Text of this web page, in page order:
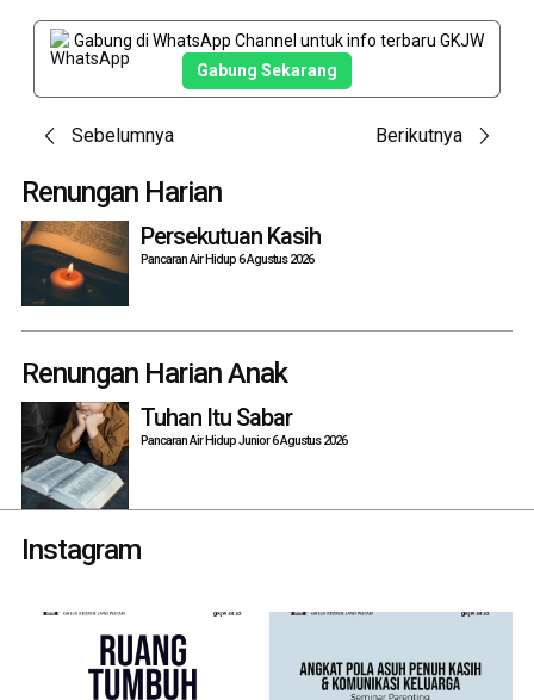
Gabung di WhatsApp Channel untuk info terbaru GKJW
Gabung Sekarang
Post
navigation
Sebelumnya Berikutnya
Renungan Harian
Persekutuan Kasih
Pancaran Air Hidup 6 Agustus 2026
Renungan Harian Anak
Tuhan Itu Sabar
Pancaran Air Hidup Junior 6 Agustus 2026
Instagram